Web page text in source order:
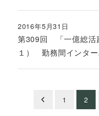
第309回 「一億総活
１） 勤務間インタ
投稿日
2016年5月31日
1 2